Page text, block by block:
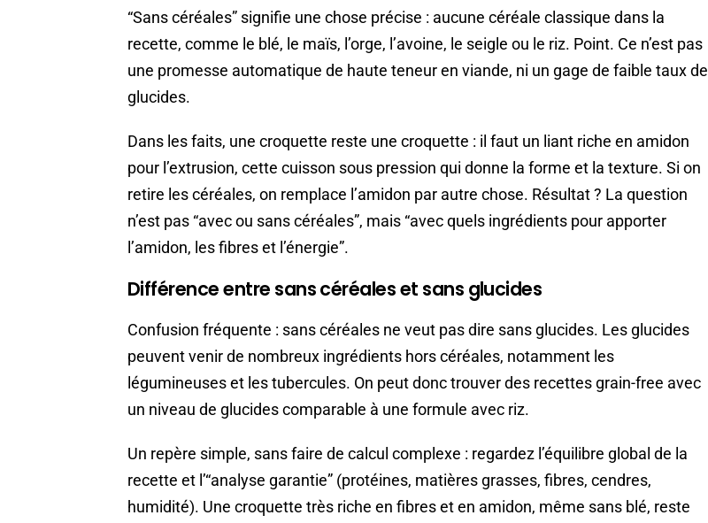
“Sans céréales” signifie une chose précise : aucune céréale classique dans la
recette, comme le blé, le maïs, l’orge, l’avoine, le seigle ou le riz. Point. Ce n’est pas
une promesse automatique de haute teneur en viande, ni un gage de faible taux de
glucides.
Dans les faits, une croquette reste une croquette : il faut un liant riche en amidon
pour l’extrusion, cette cuisson sous pression qui donne la forme et la texture. Si on
retire les céréales, on remplace l’amidon par autre chose. Résultat ? La question
n’est pas “avec ou sans céréales”, mais “avec quels ingrédients pour apporter
l’amidon, les fibres et l’énergie”.
Différence entre sans céréales et sans glucides
Confusion fréquente : sans céréales ne veut pas dire sans glucides. Les glucides
peuvent venir de nombreux ingrédients hors céréales, notamment les
légumineuses et les tubercules. On peut donc trouver des recettes grain-free avec
un niveau de glucides comparable à une formule avec riz.
Un repère simple, sans faire de calcul complexe : regardez l’équilibre global de la
recette et l’“analyse garantie” (protéines, matières grasses, fibres, cendres,
humidité). Une croquette très riche en fibres et en amidon, même sans blé, reste